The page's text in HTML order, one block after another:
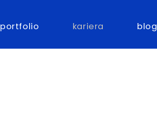
portfolio kariera blog